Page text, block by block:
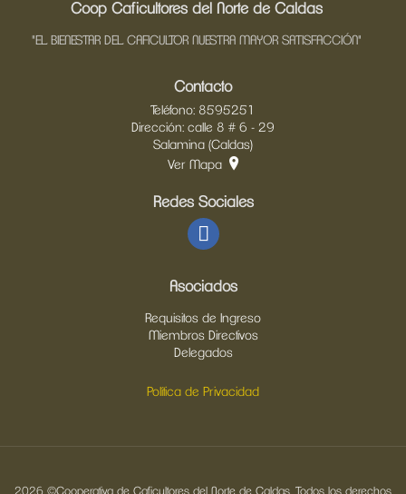
Coop Caficultores del Norte de Caldas
"EL BIENESTAR DEL CAFICULTOR NUESTRA MAYOR SATISFACCIÓN"
Contacto
Teléfono: 8595251
Dirección: calle 8 # 6 - 29
Salamina (Caldas)
Ver Mapa
Redes Sociales
Asociados
Requisitos de Ingreso
Miembros Directivos
Delegados
Política de Privacidad